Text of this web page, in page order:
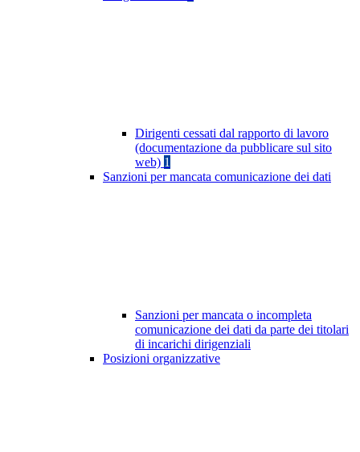
Dirigenti cessati dal rapporto di lavoro
(documentazione da pubblicare sul sito
web) 1
Sanzioni per mancata comunicazione dei dati
Sanzioni per mancata o incompleta
comunicazione dei dati da parte dei titolari
di incarichi dirigenziali
Posizioni organizzative